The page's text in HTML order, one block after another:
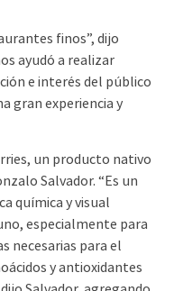
finos”, dijo
ayudó a realizar
e interés del público
gran experiencia y
un producto nativo
Salvador. “Es un
química y visual
especialmente para
necesarias para el
y antioxidantes